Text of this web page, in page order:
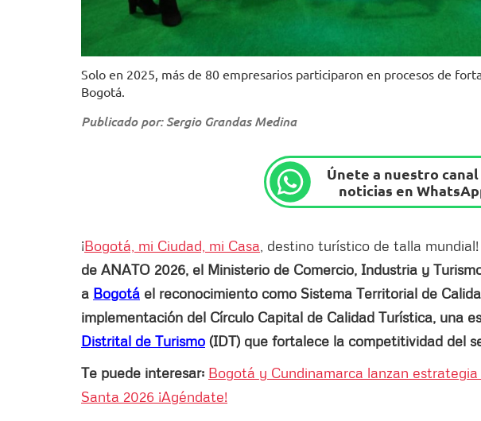
Solo en 2025, más de 80 empresarios participaron en procesos de
Bogotá.
Publicado por: Sergio Grandas Medina
Únete a nuestro canal
noticias en
¡Bogotá, mi Ciudad, mi Casa , destino turístico de talla mundial!
de ANATO 2026, el Ministerio de Comercio, Industria y
a Bogotá el reconocimiento como Sistema Territorial de
implementación del Círculo Capital de Calidad Turística, una
Distrital de Turismo (IDT) que fortalece la competitividad del
Te puede interesar: Bogotá y Cundinamarca lanzan
Santa 2026 ¡Agéndate!